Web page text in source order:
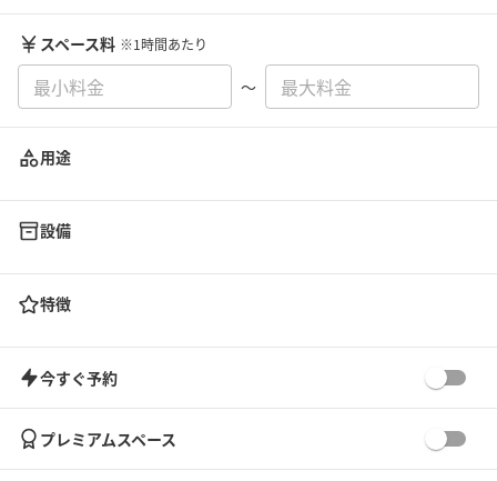
スペース料 ※1時間あたり
〜
用途
設備
特徴
今すぐ予約
プレミアムスペース